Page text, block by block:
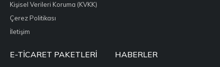
Kişisel Verileri Koruma (KVKK)
Çerez Politikası
İletişim
E-TICARET PAKETLERI HABERLER